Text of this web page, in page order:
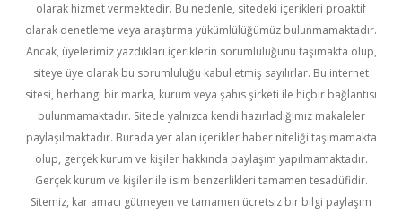
olarak hizmet vermektedir. Bu nedenle, sitedeki içerikleri proaktif
olarak denetleme veya araştırma yükümlülüğümüz bulunmamaktadır.
Ancak, üyelerimiz yazdıkları içeriklerin sorumluluğunu taşımakta olup,
siteye üye olarak bu sorumluluğu kabul etmiş sayılırlar. Bu internet
sitesi, herhangi bir marka, kurum veya şahıs şirketi ile hiçbir bağlantısı
bulunmamaktadır. Sitede yalnızca kendi hazırladığımız makaleler
paylaşılmaktadır. Burada yer alan içerikler haber niteliği taşımamakta
olup, gerçek kurum ve kişiler hakkında paylaşım yapılmamaktadır.
Gerçek kurum ve kişiler ile isim benzerlikleri tamamen tesadüfidir.
Sitemiz, kar amacı gütmeyen ve tamamen ücretsiz bir bilgi paylaşım